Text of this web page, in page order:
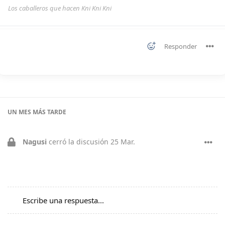
Los caballeros que hacen Kni Kni Kni
Responder
UN MES MÁS TARDE
Nagusi cerró la discusión 25 Mar.
Escribe una respuesta...